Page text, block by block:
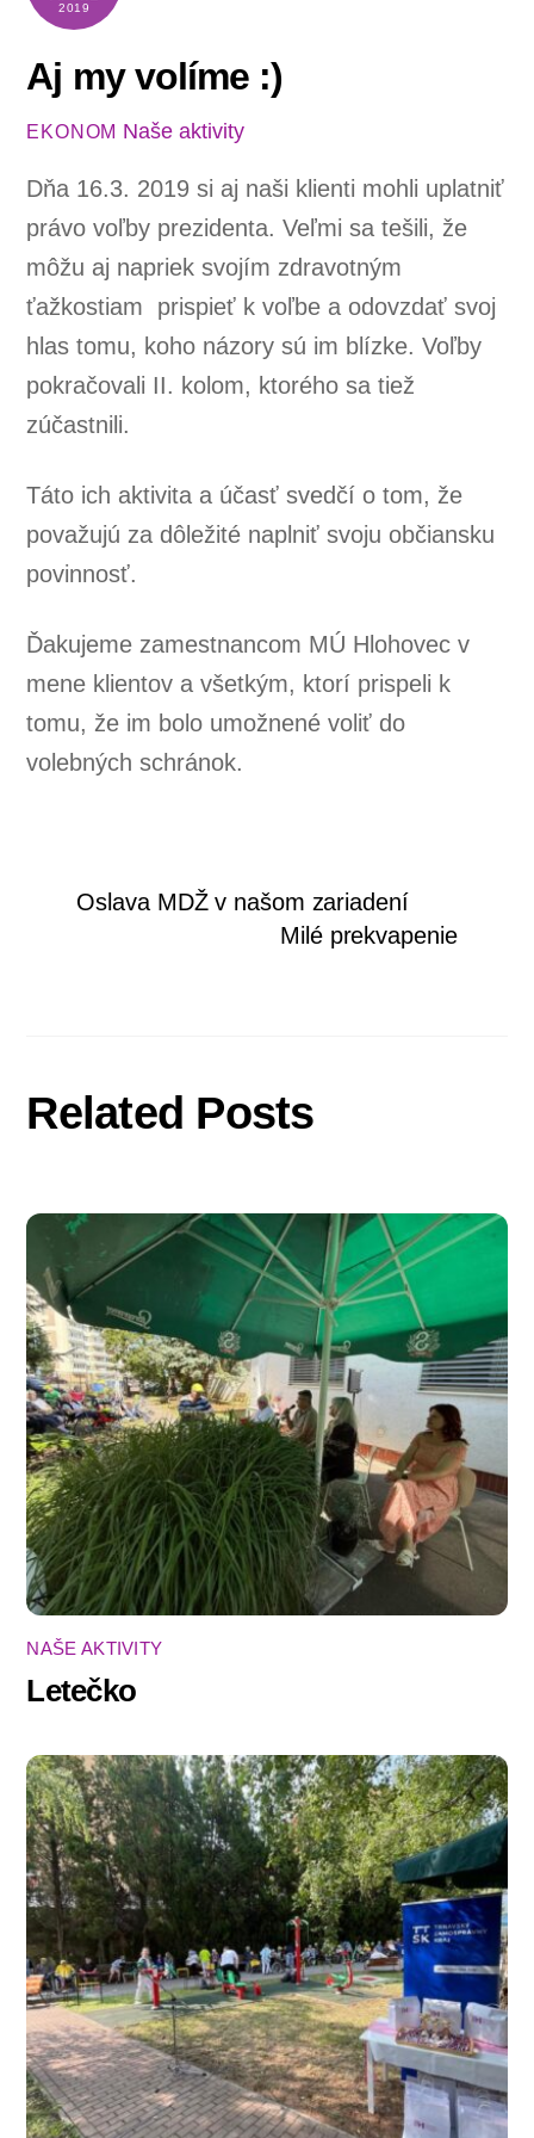
2019
Aj my volíme :)
EKONOM Naše aktivity
Dňa 16.3. 2019 si aj naši klienti mohli uplatniť
právo voľby prezidenta. Veľmi sa tešili, že
môžu aj napriek svojím zdravotným
ťažkostiam prispieť k voľbe a odovzdať svoj
hlas tomu, koho názory sú im blízke. Voľby
pokračovali II. kolom, ktorého sa tiež
zúčastnili.
Táto ich aktivita a účasť svedčí o tom, že
považujú za dôležité naplniť svoju občiansku
povinnosť.
Ďakujeme zamestnancom MÚ Hlohovec v
mene klientov a všetkým, ktorí prispeli k
tomu, že im bolo umožnené voliť do
volebných schránok.
Oslava MDŽ v našom zariadení
Milé prekvapenie
Related Posts
NAŠE AKTIVITY
Letečko